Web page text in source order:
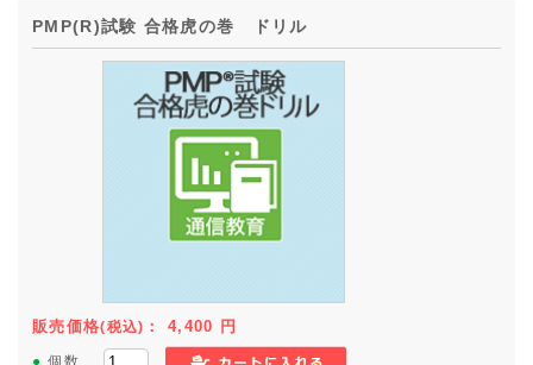
PMP(R)試験 合格虎の巻 ドリル
販売価格(税込) ：4,400 円
● 個数